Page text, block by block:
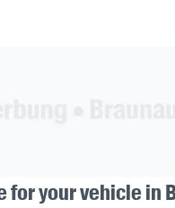
for your vehicle in